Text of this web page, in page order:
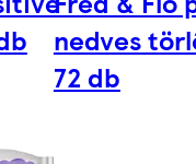
nedves
72 db